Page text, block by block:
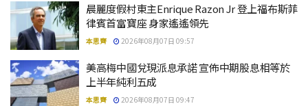
晨麗度假村東主Enrique Razon Jr 登上福布斯菲
律賓首富寶座 身家遙遙領先
本思齊 2026年08月07日 09:57
美高梅中國兌現派息承諾 宣佈中期股息相等於
上半年純利五成
本思齊 2026年08月07日 09:47